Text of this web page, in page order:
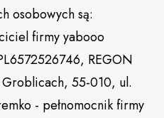
osobowych są:
firmy yabooo
REGON
55-010, ul.
- pełnomocnik firmy